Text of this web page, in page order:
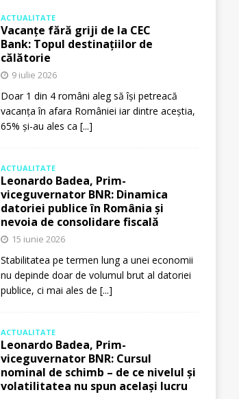
ACTUALITATE
Vacanțe fără griji de la CEC
Bank: Topul destinațiilor de
călătorie
9 iulie 2026
Doar 1 din 4 români aleg să își petreacă
vacanța în afara României iar dintre aceștia,
65% și-au ales ca [...]
ACTUALITATE
Leonardo Badea, Prim-
viceguvernator BNR: Dinamica
datoriei publice în România și
nevoia de consolidare fiscală
15 iunie 2026
Stabilitatea pe termen lung a unei economii
nu depinde doar de volumul brut al datoriei
publice, ci mai ales de [...]
ACTUALITATE
Leonardo Badea, Prim-
viceguvernator BNR: Cursul
nominal de schimb – de ce nivelul și
volatilitatea nu spun același lucru